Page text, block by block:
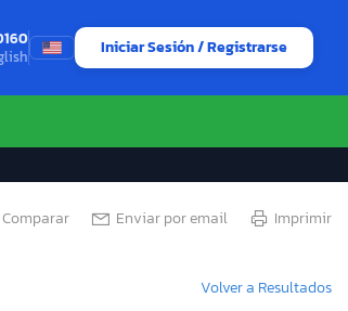
Iniciar Sesión / Registrarse
Comparar Enviar por email Imprimir
Volver a Resultados